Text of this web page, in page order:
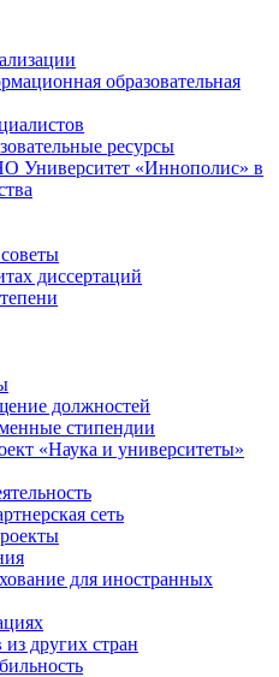
образовательная
ресурсы
Университет «Иннополис» в
диссертаций
должностей
стипендии
«Наука и университеты»
сеть
для иностранных
других стран